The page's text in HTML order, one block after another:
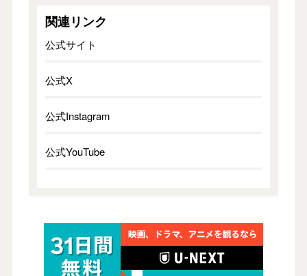
関連リンク
公式サイト
公式X
公式Instagram
公式YouTube